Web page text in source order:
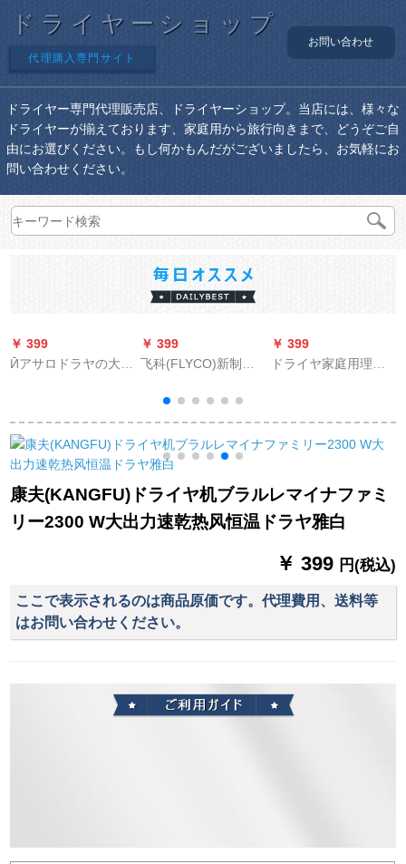
ドライヤーショップ
代理購入専門サイト
お問い合わせ
ドライヤー専門代理販売店、ドライヤーショップ。当店には、様々な
ドライヤーが揃えております、家庭用から旅行向きまで、どうぞご自
由にお選びください。もし何かもんだがございましたら、お気軽にお
問い合わせください。
￥ 399
Ӣアサロドラヤの大出
の美容院のӢ阿サロ
3000 Blu-rayを吹きま
す。
￥ 399
飞科(FLYCO)新制品
ム静音大出力ドライ
ヤ美容室商用折りの
たみ式携帯帯ドライ
ヤスタンダード装备
￥ 399
ドライヤ家庭用理髪
生の小ドライヤはブ
ール専门版3000【ス
康夫(KANGFU)ドライヤ机ブラルレマイナファミ
リー2300 W大出力速乾热风恒温ドラヤ雅白
￥ 399 円(税込)
ここで表示されるのは商品原価です。代理費用、送料等
はお問い合わせください。